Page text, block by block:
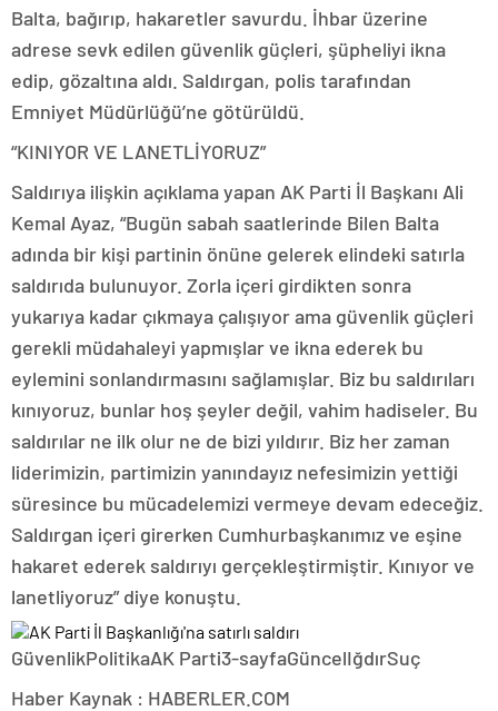
Balta, bağırıp, hakaretler savurdu. İhbar üzerine
adrese sevk edilen güvenlik güçleri, şüpheliyi ikna
edip, gözaltına aldı. Saldırgan, polis tarafından
Emniyet Müdürlüğü’ne götürüldü.
“KINIYOR VE LANETLİYORUZ”
Saldırıya ilişkin açıklama yapan AK Parti İl Başkanı Ali
Kemal Ayaz, “Bugün sabah saatlerinde Bilen Balta
adında bir kişi partinin önüne gelerek elindeki satırla
saldırıda bulunuyor. Zorla içeri girdikten sonra
yukarıya kadar çıkmaya çalışıyor ama güvenlik güçleri
gerekli müdahaleyi yapmışlar ve ikna ederek bu
eylemini sonlandırmasını sağlamışlar. Biz bu saldırıları
kınıyoruz, bunlar hoş şeyler değil, vahim hadiseler. Bu
saldırılar ne ilk olur ne de bizi yıldırır. Biz her zaman
liderimizin, partimizin yanındayız nefesimizin yettiği
süresince bu mücadelemizi vermeye devam edeceğiz.
Saldırgan içeri girerken Cumhurbaşkanımız ve eşine
hakaret ederek saldırıyı gerçekleştirmiştir. Kınıyor ve
lanetliyoruz” diye konuştu.
GüvenlikPolitikaAK Parti3-sayfaGüncelIğdırSuç
Haber Kaynak : HABERLER.COM